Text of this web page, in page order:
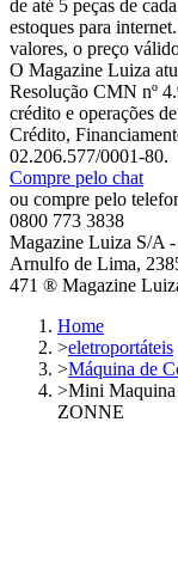
de até 5 peças de
estoques para
valores, o preço
O Magazine Luiza
Resolução CMN nº
crédito e operações
Crédito,
02.206.577/0001-80.
Compre pelo chat
ou compre pelo
0800 773 3838
Magazine Luiza S/A
Arnulfo de Lima,
471 ® Magazine
Home
>eletroportáteis
>Máquina de
>Mini Maquina
ZONNE